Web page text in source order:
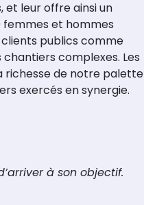
et leur offre ainsi un
femmes et hommes
publics comme
complexes. Les
richesse de notre palette
exercés en synergie.
à son objectif.